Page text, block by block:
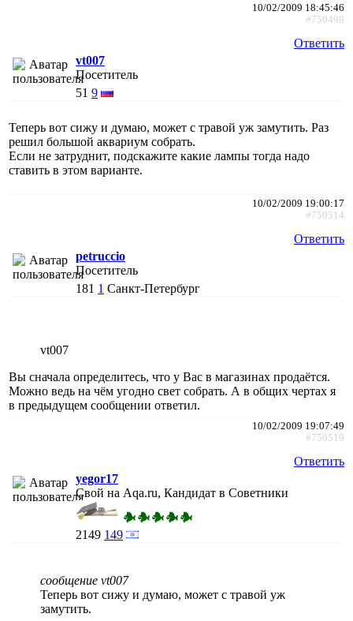
10/02/2009 18:45:46
#750498
Ответить
vt007
Посетитель
51 9
Теперь вот сижу и думаю, может с травой уж замутить. Раз
решил большой аквариум собрать.
Если не затруднит, подскажите какие лампы тогда надо
ставить в этом варианте.
10/02/2009 19:00:17
#750514
Ответить
petruccio
Посетитель
181 1 Санкт-Петербург
vt007
Вы сначала определитесь, что у Вас в магазинах продаётся.
Можно ведь на чём угодно свет собрать. А в общих чертах я
в предыдущем сообщении ответил.
10/02/2009 19:07:49
#750519
Ответить
yegor17
Свой на Aqa.ru, Кандидат в Советники
2149 149
сообщение vt007
Теперь вот сижу и думаю, может с травой уж
замутить.